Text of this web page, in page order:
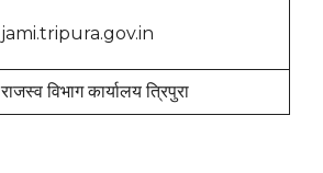
jami.tripura.gov.in
राजस्व विभाग कार्यालय त्रिपुरा